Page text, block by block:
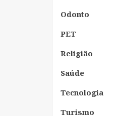
Odonto
PET
Religião
Saúde
Tecnologia
Turismo